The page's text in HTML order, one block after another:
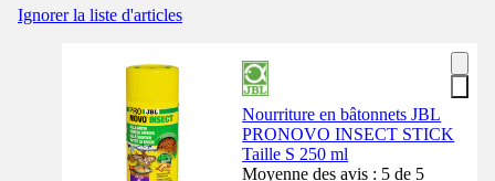
Ignorer la liste d'articles
Nourriture en bâtonnets JBL
PRONOVO INSECT STICK
Taille S 250 ml
Moyenne des avis : 5 de 5